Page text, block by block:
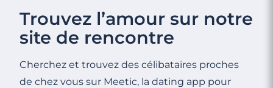
Trouvez l’amour sur notre
site de rencontre
Cherchez et trouvez des célibataires proches
de chez vous sur Meetic, la dating app pour